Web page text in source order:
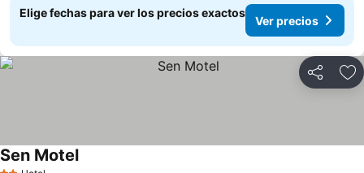
Elige fechas para ver los precios exactos
Ver precios
Compartir
Sen MotelVer precios